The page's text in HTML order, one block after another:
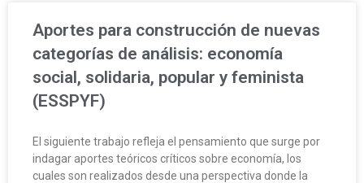
Aportes para construcción de nuevas
categorías de análisis: economía
social, solidaria, popular y feminista
(ESSPYF)
El siguiente trabajo refleja el pensamiento que surge por
indagar aportes teóricos críticos sobre economía, los
cuales son realizados desde una perspectiva donde la